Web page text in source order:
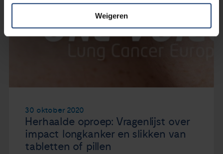
Weigeren
30 oktober 2020
Herhaalde oproep: Vragenlijst over
impact longkanker en slikken van
tabletten of pillen